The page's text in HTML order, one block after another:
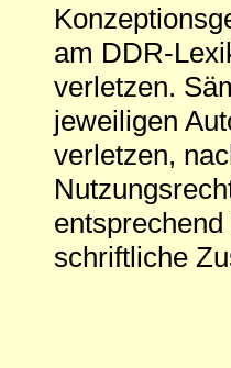
am DDR-
verletzen.
jeweiligen
verletzen,
schriftliche